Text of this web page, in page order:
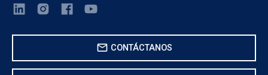
mail CONTÁCTANOS